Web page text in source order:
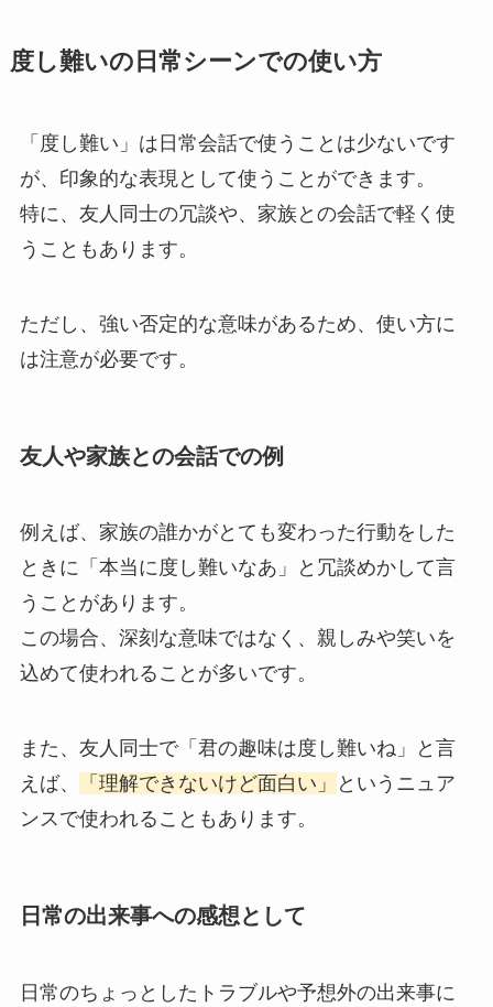
度し難いの日常シーンでの使い方
「度し難い」は日常会話で使うことは少ないです
が、印象的な表現として使うことができます。
特に、友人同士の冗談や、家族との会話で軽く使
うこともあります。
ただし、強い否定的な意味があるため、使い方に
は注意が必要です。
友人や家族との会話での例
例えば、家族の誰かがとても変わった行動をした
ときに「本当に度し難いなあ」と冗談めかして言
うことがあります。
この場合、深刻な意味ではなく、親しみや笑いを
込めて使われることが多いです。
また、友人同士で「君の趣味は度し難いね」と言
えば、
「理解できないけど面白い」
というニュア
ンスで使われることもあります。
日常の出来事への感想として
日常のちょっとしたトラブルや予想外の出来事に